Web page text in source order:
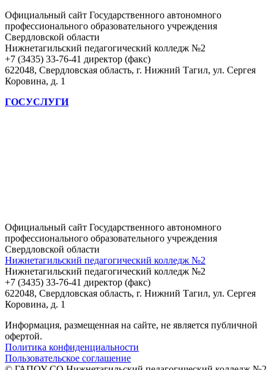
Официальный сайт Государственного автономного
профессионального образовательного учреждения
Свердловской области
Нижнетагильский педагогический колледж №2
+7 (3435) 33-76-41 директор (факс)
622048, Свердловская область, г. Нижний Тагил, ул. Сергея
Коровина, д. 1
ГОСУСЛУГИ
Официальный сайт Государственного автономного
профессионального образовательного учреждения
Свердловской области
Нижнетагильский педагогический колледж №2
Нижнетагильский педагогический колледж №2
+7 (3435) 33-76-41 директор (факс)
622048, Свердловская область, г. Нижний Тагил, ул. Сергея
Коровина, д. 1
Информация, размещенная на сайте, не является публичной
офертой.
Политика конфиденциальности
Пользовательское соглашение